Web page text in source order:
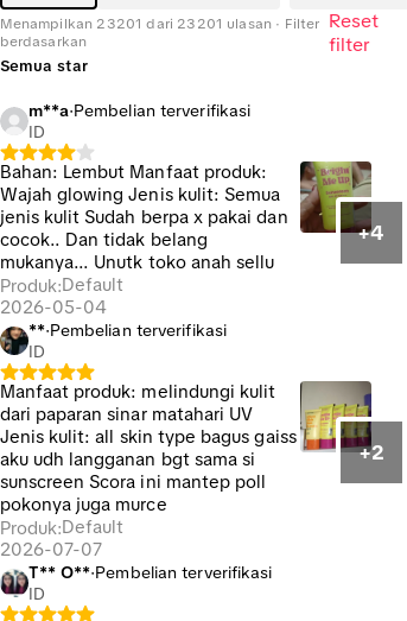
Menampilkan 23201 dari 23201 ulasan · Filter
berdasarkan
Reset
filter
Semua star
m**a·Pembelian terverifikasi
ID
Bahan: Lembut Manfaat produk:
Wajah glowing Jenis kulit: Semua
jenis kulit Sudah berpa x pakai dan
cocok.. Dan tidak belang
mukanya... Unutk toko anah sellu
+4
Produk:Default
2026-05-04
**·Pembelian terverifikasi
ID
Manfaat produk: melindungi kulit
dari paparan sinar matahari UV
Jenis kulit: all skin type bagus gaiss
aku udh langganan bgt sama si
sunscreen Scora ini mantep poll
pokonya juga murce
+2
Produk:Default
2026-07-07
T** O**️·Pembelian terverifikasi
ID